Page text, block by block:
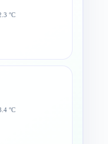
°C
°C